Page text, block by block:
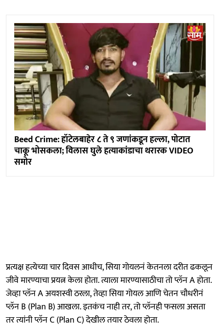
Beed Crime: हॉटेलबाहेर ८ ते ९ जणांकडून हल्ला, पोटात
चाकू भोसकला; विलास घुले हत्याकांडाचा थरारक VIDEO
समोर
प्रत्यक्ष हत्येच्या चार दिवस आधीच, सिया गोयलनं केतनला दरीत ढकलून
जीवे मारण्याचा प्रयत्न केला होता. त्याला मारण्यासाठीचा तो प्लॅन A होता.
जेव्हा प्लॅन A अयशस्वी ठरला, तेव्हा सिया गोयल आणि चेतन चौधरीनं
प्लॅन B (Plan B) आखला. इतकंच नाही तर, तो प्लॅनही फसला असता
तर त्यांनी प्लॅन C (Plan C) देखील तयार ठेवला होता.